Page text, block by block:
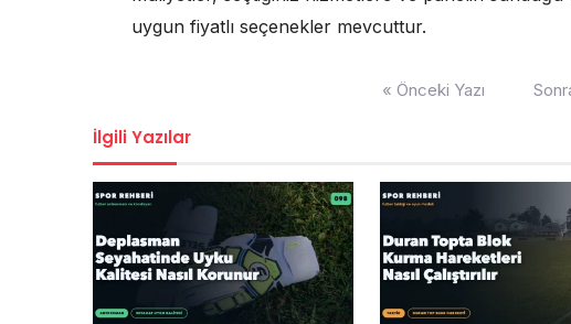
uygun fiyatlı seçenekler mevcuttur.
« Önceki Yazı
İlgili Yazılar